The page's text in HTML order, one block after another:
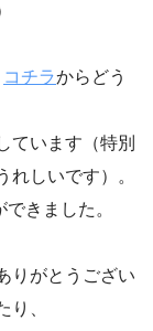
コチラからどう
ています（特別
しいです）。
きました。
りがとうござい
り、